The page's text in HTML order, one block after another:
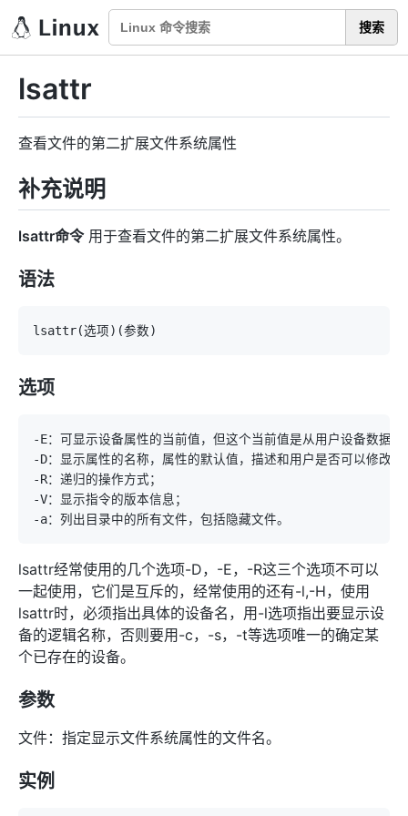
搜索
lsattr
查看文件的第二扩展文件系统属性
补充说明
lsattr命令用于查看文件的第二扩展文件系统属性。
语法
lsattr(选项) (参数)
选项
lsattr经常使用的几个选项-D，-E，-R这三个选项不可以
一起使用，它们是互斥的，经常使用的还有-l,-H，使用
lsattr时，必须指出具体的设备名，用-l选项指出要显示设
备的逻辑名称，否则要用-c，-s，-t等选项唯一的确定某
个已存在的设备。
参数
文件：指定显示文件系统属性的文件名。
实例